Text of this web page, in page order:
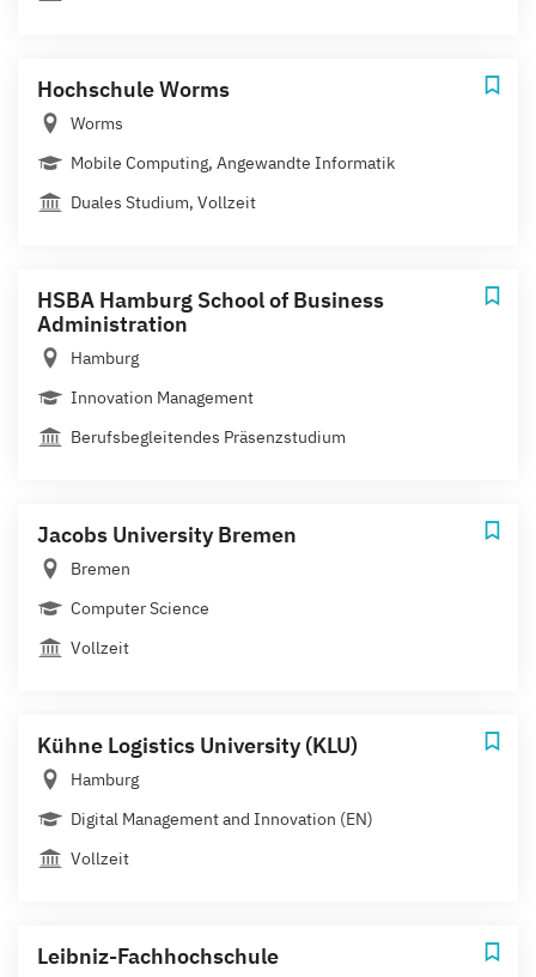
Hochschule Worms
Worms
Mobile Computing, Angewandte Informatik
Duales Studium, Vollzeit
HSBA Hamburg School of Business
Administration
Hamburg
Innovation Management
Berufsbegleitendes Präsenzstudium
Jacobs University Bremen
Bremen
Computer Science
Vollzeit
Kühne Logistics University (KLU)
Hamburg
Digital Management and Innovation (EN)
Vollzeit
Leibniz-Fachhochschule